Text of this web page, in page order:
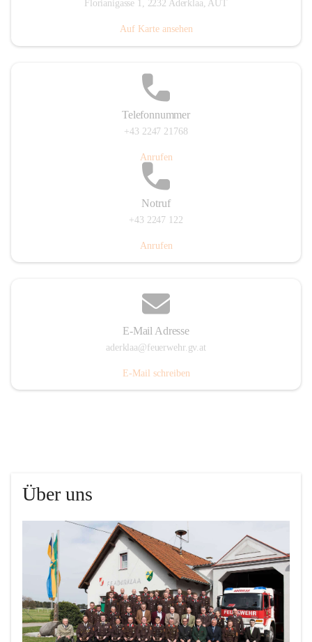
Florianigasse 1, 2232 Aderklaa, AUT
Auf Karte ansehen
Telefonnummer
+43 2247 21768
Anrufen
Notruf
+43 2247 122
Anrufen
E-Mail Adresse
aderklaa@feuerwehr.gv.at
E-Mail schreiben
Über uns